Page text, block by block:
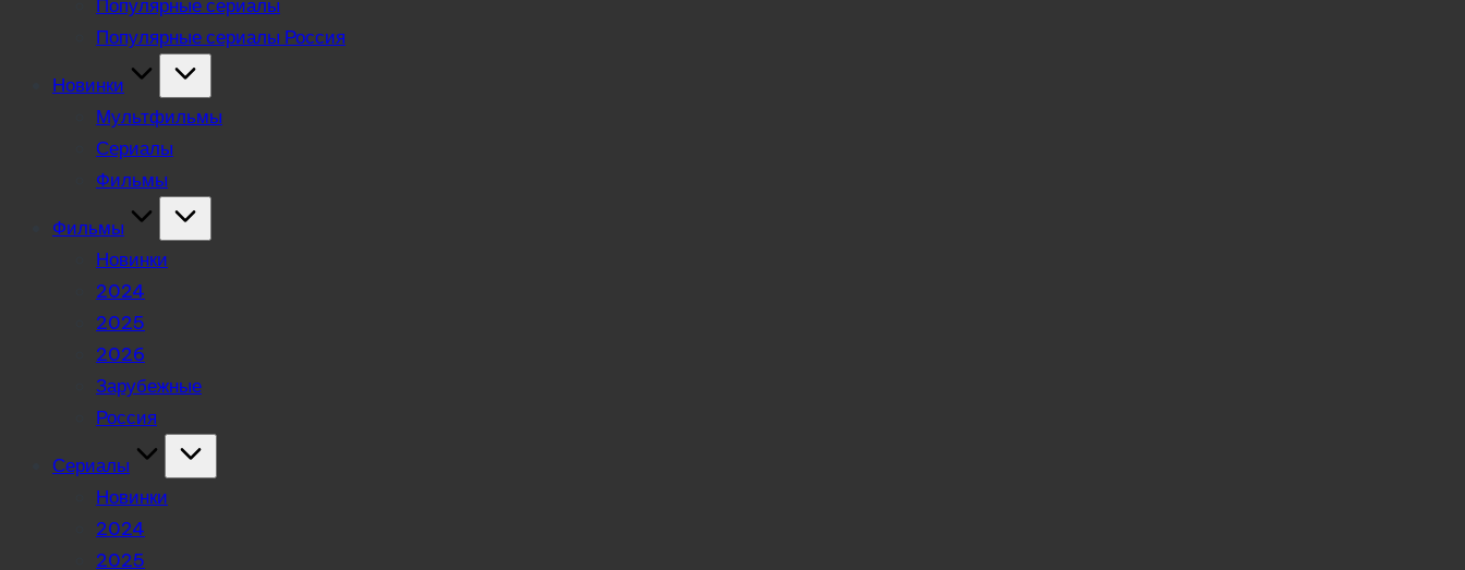
Популярные сериалы
Популярные сериалы Россия
Новинки
Мультфильмы
Сериалы
Фильмы
Фильмы
Новинки
2024
2025
2026
Зарубежные
Россия
Сериалы
Новинки
2024
2025